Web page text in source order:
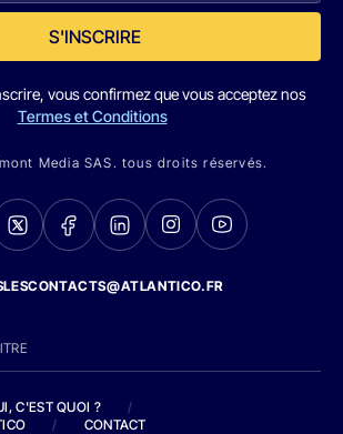
S'INSCRIRE
vous confirmez que vous acceptez nos
Termes et Conditions
Media SAS. tous droits réservés.
C'EST QUOI ?
/
/ CONTACT